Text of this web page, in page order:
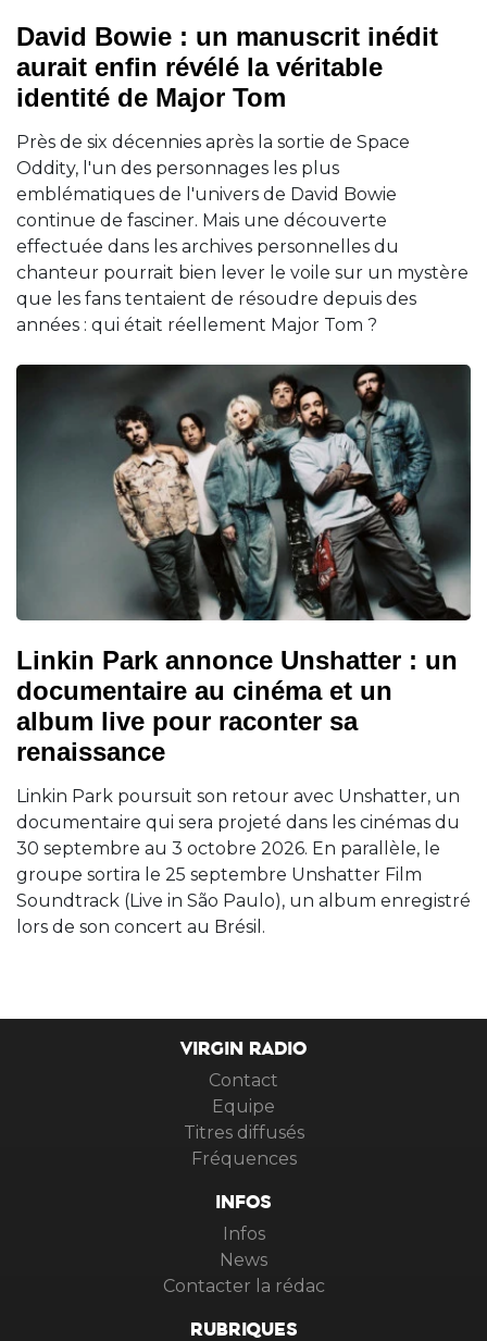
David Bowie : un manuscrit inédit
aurait enfin révélé la véritable
identité de Major Tom
Près de six décennies après la sortie de Space
Oddity, l'un des personnages les plus
emblématiques de l'univers de David Bowie
continue de fasciner. Mais une découverte
effectuée dans les archives personnelles du
chanteur pourrait bien lever le voile sur un mystère
que les fans tentaient de résoudre depuis des
années : qui était réellement Major Tom ?
Linkin Park annonce Unshatter : un
documentaire au cinéma et un
album live pour raconter sa
renaissance
Linkin Park poursuit son retour avec Unshatter, un
documentaire qui sera projeté dans les cinémas du
30 septembre au 3 octobre 2026. En parallèle, le
groupe sortira le 25 septembre Unshatter Film
Soundtrack (Live in São Paulo), un album enregistré
lors de son concert au Brésil.
VIRGIN RADIO
Contact
Equipe
Titres diffusés
Fréquences
INFOS
Infos
News
Contacter la rédac